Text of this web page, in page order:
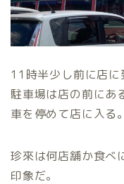
11時半少し前に店に
駐車場は店の前にあ
車を停めて店に入る。
珍來は何店舗か食べ
印象だ。